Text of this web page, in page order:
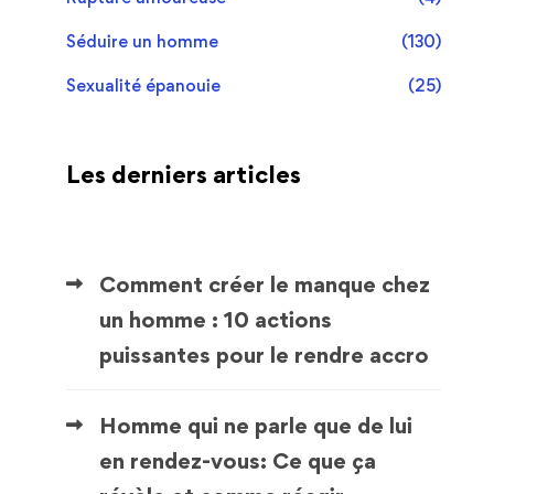
Séduire un homme (130)
Sexualité épanouie (25)
Les derniers articles
Comment créer le manque chez
un homme : 10 actions
puissantes pour le rendre accro
Homme qui ne parle que de lui
en rendez-vous: Ce que ça